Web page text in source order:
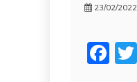
23/02/2022
F